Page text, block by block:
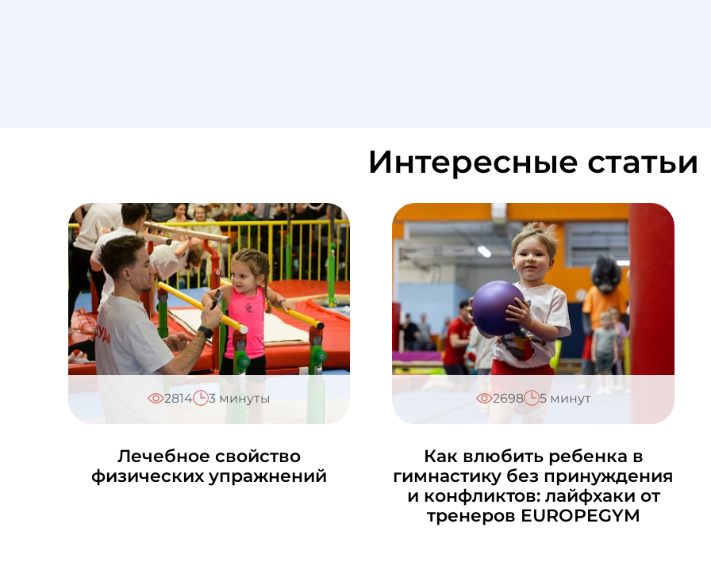
Интересные статьи
2814 3 минуты
Лечебное свойство
физических упражнений
2698 5 минут
Как влюбить ребенка в
гимнастику без принуждения
и конфликтов: лайфхаки от
тренеров EUROPEGYM